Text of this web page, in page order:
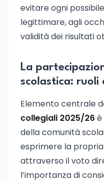
evitare ogni
legittimare, agli
validità dei risultati
La
scolastica: ruoli
Elemento centrale
collegiali 2025/26è
della comunità
esprimere la
attraverso il voto
l’importanza di